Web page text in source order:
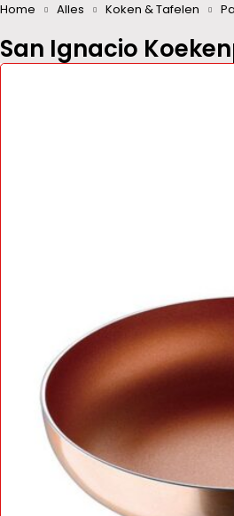
San Ignacio
Home Alles Koken & Tafelen